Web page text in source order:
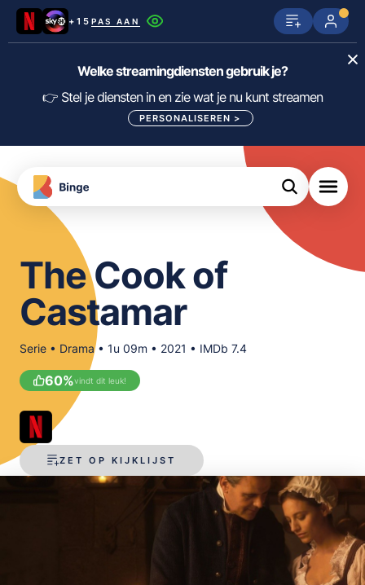
+15 PAS AAN
Netflix SkyShowtime Prime Video
Disney+ Videoland HBO Max
Viaplay Apple TV
KIJK
meJane Canal+
FILTER FILMS EN SERIES OP MIJN
DIENSTEN
Welke streamingdiensten gebruik je?
👉 Stel je diensten in en zie wat je nu kunt streamen
PERSONALISEREN >
Download
de
Binge
The Cook of
Castamar
Serie • Drama • 1u 09m • 2021 • IMDb 7.4
60%vindt dit leuk!
ZET OP KIJKLIJST